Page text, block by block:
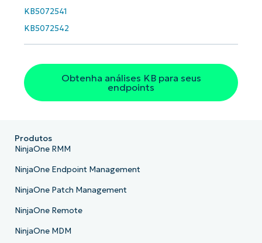
KB5072541
KB5072542
Obtenha análises KB para seus
endpoints
Produtos
NinjaOne RMM
NinjaOne Endpoint Management
NinjaOne Patch Management
NinjaOne Remote
NinjaOne MDM